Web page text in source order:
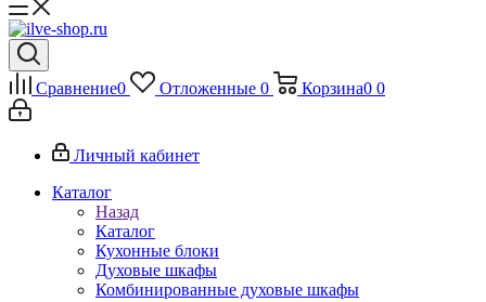
Сравнение0 Отложенные 0 Корзина0 0
Личный кабинет
Каталог
Назад
Каталог
Кухонные блоки
Духовые шкафы
Комбинированные духовые шкафы